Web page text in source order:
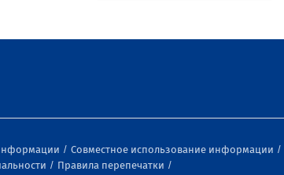
Совместное использование информации
Правила перепечатки